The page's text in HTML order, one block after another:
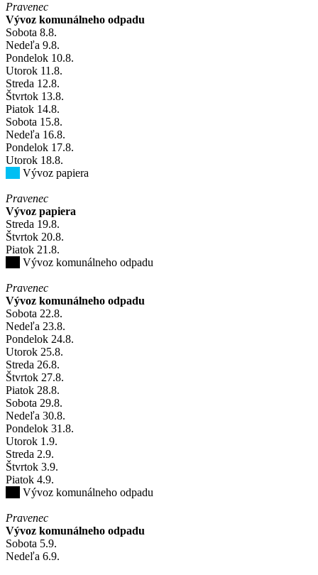
Pravenec
Vývoz komunálneho odpadu
Sobota 8.8.
Nedeľa 9.8.
Pondelok 10.8.
Utorok 11 .8.
Streda 12.8.
Štvrtok 13.8.
Piatok 14.8.
Sobota 15.8.
Nedeľa 16.8.
Pondelok 17.8.
Utorok 18.8.
Vývoz papiera
Pravenec
Vývoz papiera
Streda 19.8.
Štvrtok 20.8.
Piatok 21 .8.
Vývoz komunálneho odpadu
Pravenec
Vývoz komunálneho odpadu
Sobota 22.8.
Nedeľa 23.8.
Pondelok 24.8.
Utorok 25.8.
Streda 26.8.
Štvrtok 27.8.
Piatok 28.8.
Sobota 29.8.
Nedeľa 30.8.
Pondelok 31 .8.
Utorok 1 .9.
Streda 2.9.
Štvrtok 3.9.
Piatok 4.9.
Vývoz komunálneho odpadu
Pravenec
Vývoz komunálneho odpadu
Sobota 5.9.
Nedeľa 6.9.